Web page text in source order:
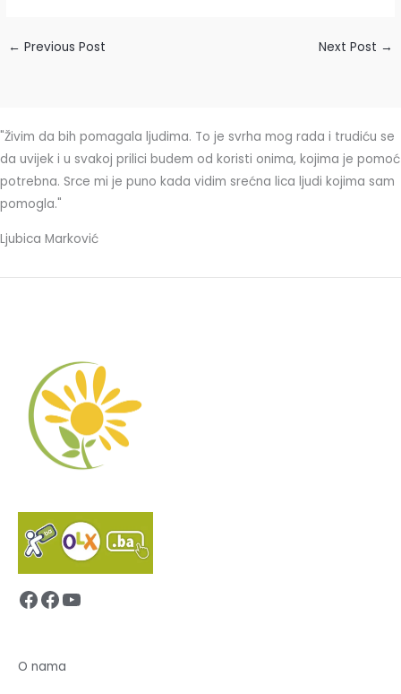
← Previous Post Next Post →
"Živim da bih pomagala ljudima. To je svrha mog rada i trudiću se
da uvijek i u svakoj prilici budem od koristi onima, kojima je pomoć
potrebna. Srce mi je puno kada vidim srećna lica ljudi kojima sam
pomogla."
Ljubica Marković
Facebook
Facebook
YouTube
O nama